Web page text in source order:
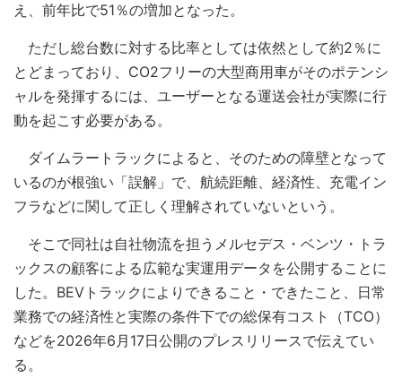
え、前年比で51％の増加となった。
ただし総台数に対する比率としては依然として約2％に
とどまっており、CO2フリーの大型商用車がそのポテンシ
ャルを発揮するには、ユーザーとなる運送会社が実際に行
動を起こす必要がある。
ダイムラートラックによると、そのための障壁となって
いるのが根強い「誤解」で、航続距離、経済性、充電イン
フラなどに関して正しく理解されていないという。
そこで同社は自社物流を担うメルセデス・ベンツ・トラ
ックスの顧客による広範な実運用データを公開することに
した。BEVトラックによりできること・できたこと、日常
業務での経済性と実際の条件下での総保有コスト（TCO）
などを2026年6月17日公開のプレスリリースで伝えてい
る。